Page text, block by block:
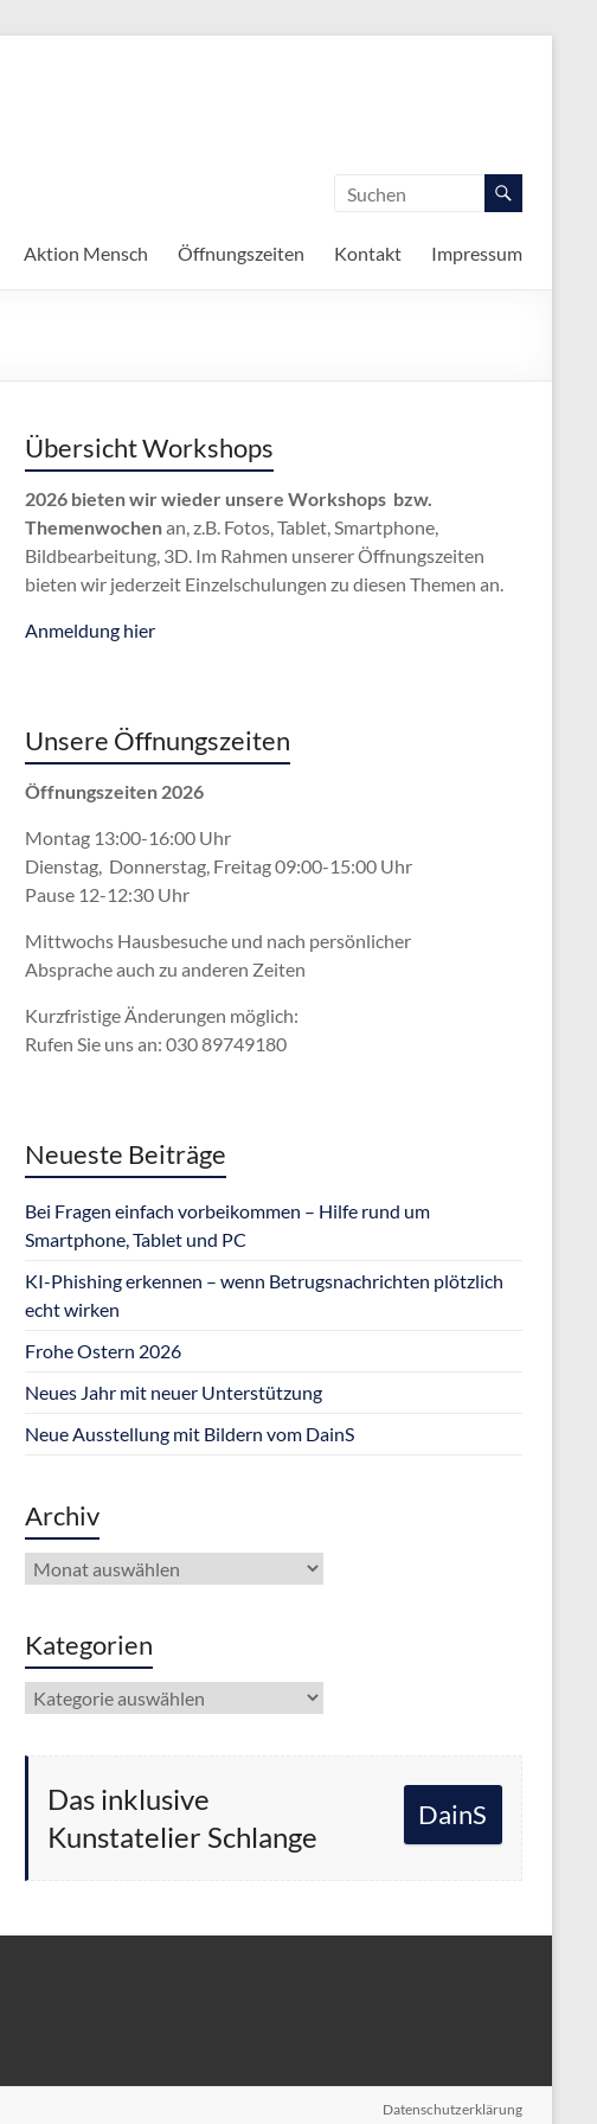
Aktion Mensch Öffnungszeiten Kontakt Impressum
Übersicht Workshops
2026 bieten wir wieder unsere Workshops bzw.
Themenwochenan, z.B. Fotos, Tablet, Smartphone,
Bildbearbeitung, 3D. Im Rahmen unserer Öffnungszeiten
bieten wir jederzeit Einzelschulungen zu diesen Themen an.
Anmeldung hier
Unsere Öffnungszeiten
Öffnungszeiten 2026
Montag 13:00-16:00 Uhr
Dienstag, Donnerstag, Freitag 09:00-15:00 Uhr
Pause 12-12:30 Uhr
Mittwochs Hausbesuche und nach persönlicher
Abspracheauch zu anderen Zeiten
Kurzfristige Änderungen möglich:
Rufen Sie uns an: 030 89749180
Neueste Beiträge
Bei Fragen einfach vorbeikommen – Hilfe rund um
Smartphone, Tablet und PC
KI-Phishing erkennen – wenn Betrugsnachrichten plötzlich
echt wirken
Frohe Ostern 2026
Neues Jahr mit neuer Unterstützung
Neue Ausstellung mit Bildern vom DainS
Archiv
Archiv
Kategorien
Kategorien
Das inklusive
Kunstatelier Schlange
DainS
Datenschutzerklärung